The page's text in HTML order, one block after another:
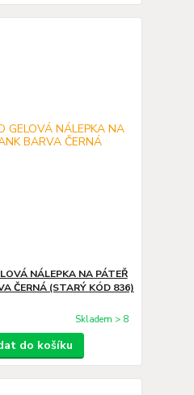
NÁLEPKA NA PÁTEŘ
ČERNÁ (STARÝ KÓD 836)
Skladem > 8
do košíku